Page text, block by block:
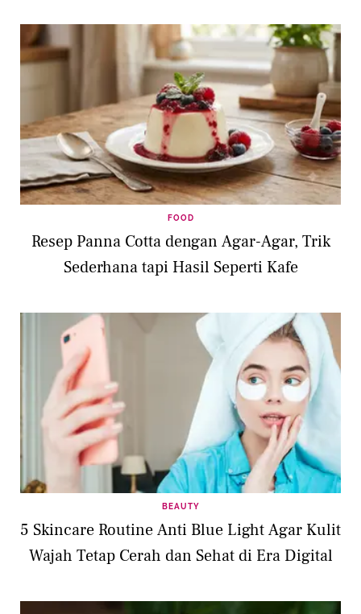
FOOD
Resep Panna Cotta dengan Agar-Agar, Trik
Sederhana tapi Hasil Seperti Kafe
BEAUTY
5 Skincare Routine Anti Blue Light Agar Kulit
Wajah Tetap Cerah dan Sehat di Era Digital